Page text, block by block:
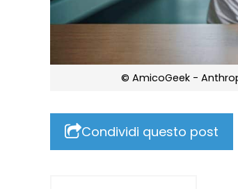
© AmicoGeek -
Condividi questo post